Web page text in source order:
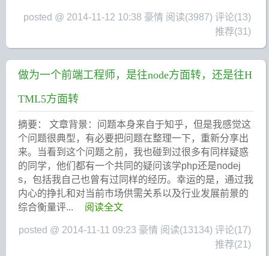
posted @ 2014-11-12 10:38 豪情 阅读(3987) 评论(13)
推荐(31)
做为一个前端工程师，是往node方面转，还是往H
TML5方面转
摘要： 文章背景：问题本身来自于知乎，但是我感觉这
个问题很典型，有必要把问题在整理一下，重新分享出
来。当看到这个问题之前，我也碰到过很多有同样疑惑
的同学，他们都有一个共同的疑问该学php还是nodej
s，包括我自己也曾有过同样的经历。幸运的是，通过我
内心的挣扎和对当前市场供需关系以及行业发展前景的
综合衡量评...
阅读全文
posted @ 2014-11-11 09:23 豪情 阅读(13134) 评论(17)
推荐(21)